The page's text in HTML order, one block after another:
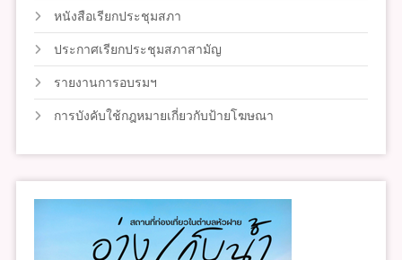
หนังสือเรียกประชุมสภา
ประกาศเรียกประชุมสภาสามัญ
รายงานการอบรมฯ
การบังคับใช้กฎหมายเกี่ยวกับป้ายโฆษณา